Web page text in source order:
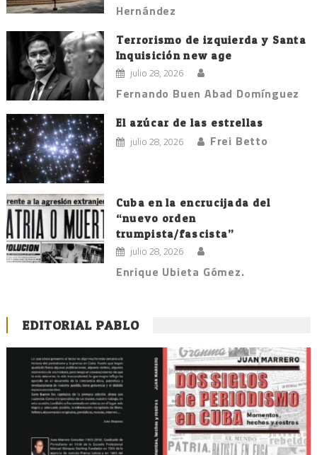
Hernández
Terrorismo de izquierda y Santa
Inquisición new age
julio 28, 2026
Fernando Buen Abad Domínguez
El azúcar de las estrellas
julio 28, 2026 Frei Betto
Cuba en la encrucijada del
“nuevo orden
trumpista/fascista”
julio 28, 2026
Enrique Ubieta Gómez.
EDITORIAL PABLO